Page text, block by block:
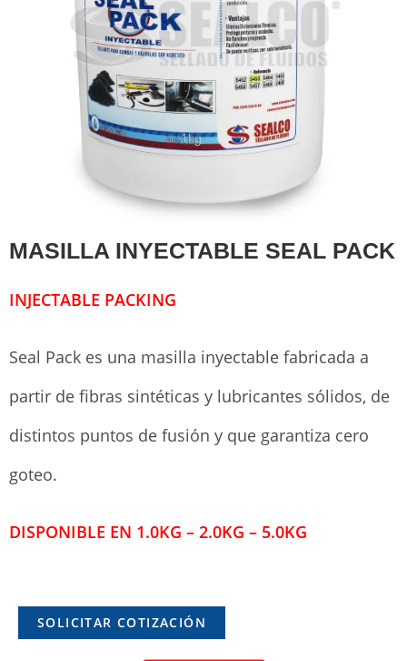
MASILLA INYECTABLE SEAL PACK
INJECTABLE PACKING
Seal Pack es una masilla inyectable fabricada a
partir de fibras sintéticas y lubricantes sólidos, de
distintos puntos de fusión y que garantiza cero
goteo.
DISPONIBLE EN 1.0KG – 2.0KG – 5.0KG
SOLICITAR COTIZACIÓN